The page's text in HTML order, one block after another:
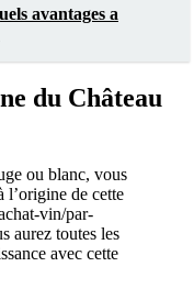
avantages a
du Château
ou blanc, vous
l’origine de cette
vin/par-
aurez toutes les
avec cette